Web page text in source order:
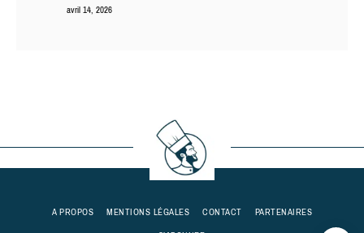
avril 14, 2026
A PROPOS MENTIONS LÉGALES CONTACT
PARTENAIRES